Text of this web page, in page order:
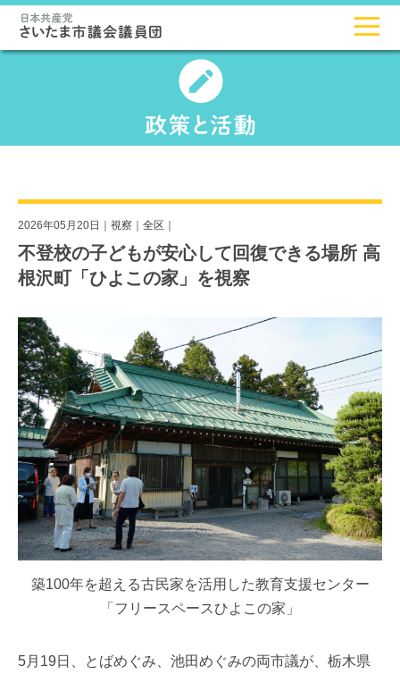
2026年05月20日｜ 視察 全区
不登校の子どもが安心して回復できる場所 高
根沢町「ひよこの家」を視察
築100年を超える古民家を活用した教育支援センター
「フリースペースひよこの家」
5月19日、とばめぐみ、池田めぐみの両市議が、栃木県